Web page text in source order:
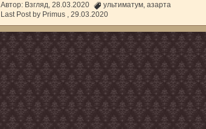
Автор: Взгляд, 28.03.2020
ультиматум,азарта
Last Post by Primus ,29.03.2020